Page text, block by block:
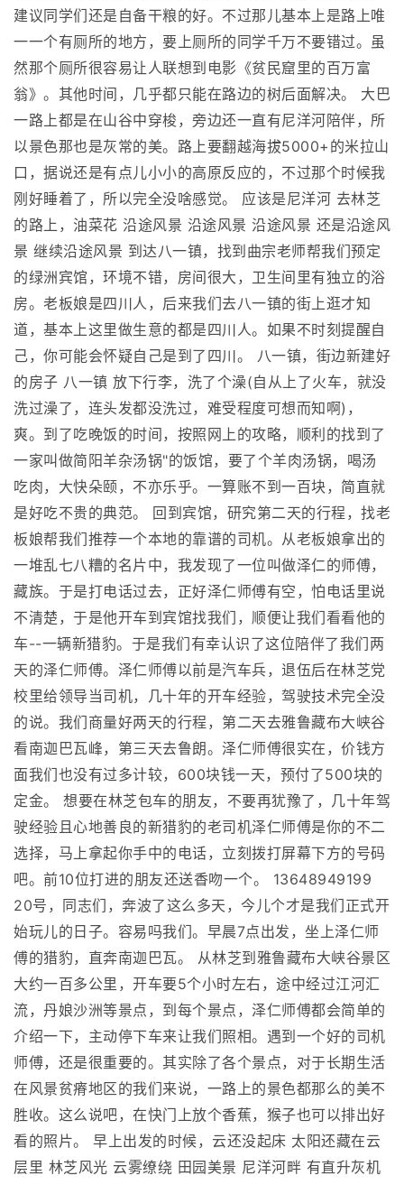
建议同学们还是自备干粮的好。不过那儿基本上是路上唯
一一个有厕所的地方，要上厕所的同学千万不要错过。虽
然那个厕所很容易让人联想到电影《贫民窟里的百万富
翁》。其他时间，几乎都只能在路边的树后面解决。 大巴
一路上都是在山谷中穿梭，旁边还一直有尼洋河陪伴，所
以景色那也是灰常的美。路上要翻越海拔5000+的米拉山
口，据说还是有点儿小小的高原反应的，不过那个时候我
刚好睡着了，所以完全没啥感觉。 应该是尼洋河 去林芝
的路上，油菜花 沿途风景 沿途风景 沿途风景 还是沿途风
景 继续沿途风景 到达八一镇，找到曲宗老师帮我们预定
的绿洲宾馆，环境不错，房间很大，卫生间里有独立的浴
房。老板娘是四川人，后来我们去八一镇的街上逛才知
道，基本上这里做生意的都是四川人。如果不时刻提醒自
己，你可能会怀疑自己是到了四川。 八一镇，街边新建好
的房子 八一镇 放下行李，洗了个澡(自从上了火车，就没
洗过澡了，连头发都没洗过，难受程度可想而知啊)，
爽。到了吃晚饭的时间，按照网上的攻略，顺利的找到了
一家叫做简阳羊杂汤锅"的饭馆，要了个羊肉汤锅，喝汤
吃肉，大快朵颐，不亦乐乎。一算账不到一百块，简直就
是好吃不贵的典范。 回到宾馆，研究第二天的行程，找老
板娘帮我们推荐一个本地的靠谱的司机。从老板娘拿出的
一堆乱七八糟的名片中，我发现了一位叫做泽仁的师傅，
藏族。于是打电话过去，正好泽仁师傅有空，怕电话里说
不清楚，于是他开车到宾馆找我们，顺便让我们看看他的
车--一辆新猎豹。于是我们有幸认识了这位陪伴了我们两
天的泽仁师傅。泽仁师傅以前是汽车兵，退伍后在林芝党
校里给领导当司机，几十年的开车经验，驾驶技术完全没
的说。我们商量好两天的行程，第二天去雅鲁藏布大峡谷
看南迦巴瓦峰，第三天去鲁朗。泽仁师傅很实在，价钱方
面我们也没有过多计较，600块钱一天，预付了500块的
定金。 想要在林芝包车的朋友，不要再犹豫了，几十年驾
驶经验且心地善良的新猎豹的老司机泽仁师傅是你的不二
选择，马上拿起你手中的电话，立刻拨打屏幕下方的号码
吧。前10位打进的朋友还送香吻一个。 13648949199
20号，同志们，奔波了这么多天，今儿个才是我们正式开
始玩儿的日子。容易吗我们。早晨7点出发，坐上泽仁师
傅的猎豹，直奔南迦巴瓦。 从林芝到雅鲁藏布大峡谷景区
大约一百多公里，开车要5个小时左右，途中经过江河汇
流，丹娘沙洲等景点，到每个景点，泽仁师傅都会简单的
介绍一下，主动停下车来让我们照相。遇到一个好的司机
师傅，还是很重要的。其实除了各个景点，对于长期生活
在风景贫瘠地区的我们来说，一路上的景色都那么的美不
胜收。这么说吧，在快门上放个香蕉，猴子也可以排出好
看的照片。 早上出发的时候，云还没起床 太阳还藏在云
层里 林芝风光 云雾缭绕 田园美景 尼洋河畔 有直升灰机